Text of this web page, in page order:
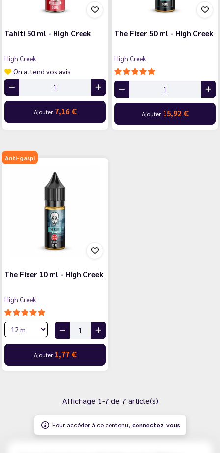
Tahiti 50 ml - High Creek
High Creek
On attend vos avis
Ajouter 7,16 €
The Fixer 50 ml - High Creek
High Creek
Ajouter 15,92 €
Anti-gaspi
The Fixer 10 ml - High Creek
High Creek
Ajouter 1,77 €
Affichage 1-7 de 7 article(s)
Pour accéder à ce contenu, connectez-vous